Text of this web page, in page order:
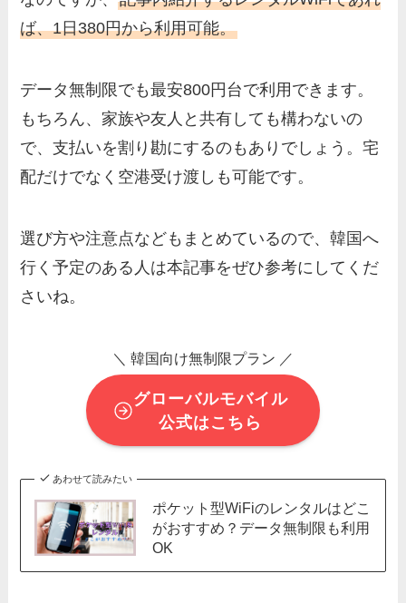
ば、1日380円から利用可能。
データ無制限でも最安800円台で利用できます。
もちろん、家族や友人と共有しても構わないの
で、支払いを割り勘にするのもありでしょう。宅
配だけでなく空港受け渡しも可能です。
選び方や注意点などもまとめているので、韓国へ
行く予定のある人は本記事をぜひ参考にしてくだ
さいね。
＼ 韓国向け無制限プラン ／
グローバルモバイル
公式はこちら
あわせて読みたい
ポケット型WiFiのレンタルはどこ
がおすすめ？データ無制限も利用
OK